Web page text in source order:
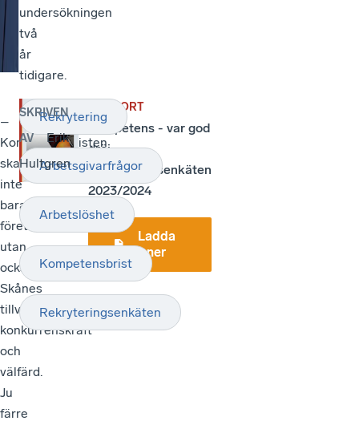
undersökningen
två
år
tidigare.
–
Kompetensbristen
skadar
inte
bara
företagen,
utan
också
Skånes
tillväxt,
konkurrenskraft
och
välfärd.
Ju
färre
RAPPORT
Kompetens - var god
dröj.
Rekryteringsenkäten
2023/2024
Ladda
ner
Rekrytering
Arbetsgivarfrågor
Arbetslöshet
Kompetensbrist
Rekryteringsenkäten
SKRIVEN
AV
Erik
Hultgren